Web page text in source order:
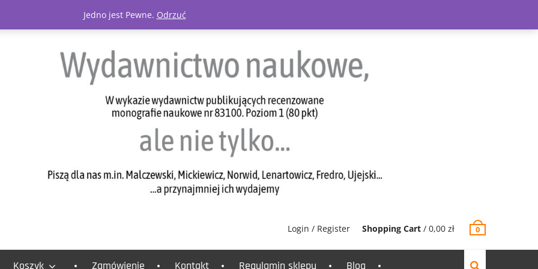
Login / Register Shopping Cart / 0,00 zł 0
Koszyk Zamówienie Kontakt Regulamin sklepu Blog
Jedno jest Pewne. Odrzuć